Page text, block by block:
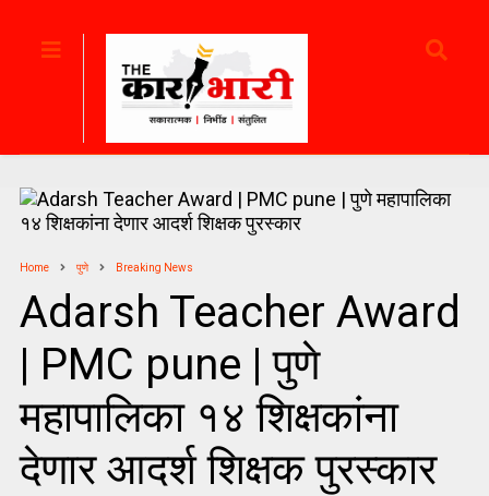
Home पुणे Breaking News
Adarsh ​​Teacher Award
| PMC pune | पुणे
महापालिका १४ शिक्षकांना
देणार आदर्श शिक्षक पुरस्कार